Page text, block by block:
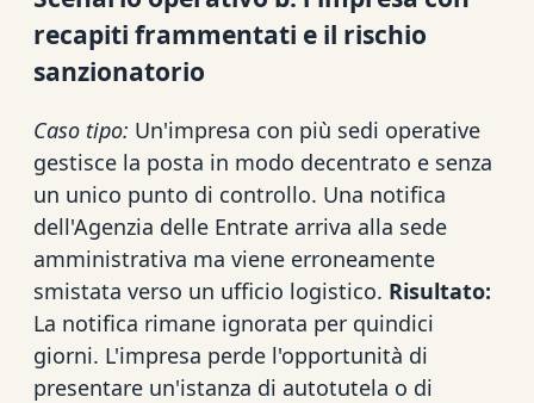
recapiti frammentati e il rischio
sanzionatorio
Caso tipo: Un'impresa con più sedi operative
gestisce la posta in modo decentrato e senza
un unico punto di controllo. Una notifica
dell'Agenzia delle Entrate arriva alla sede
amministrativa ma viene erroneamente
smistata verso un ufficio logistico. Risultato:
La notifica rimane ignorata per quindici
giorni. L'impresa perde l'opportunità di
presentare un'istanza di autotutela o di